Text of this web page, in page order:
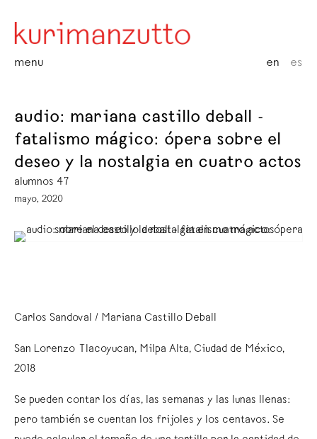
menu en es
audio: mariana castillo deball -
fatalismo mágico: ópera sobre el
deseo y la nostalgia en cuatro actos
alumnos 47
mayo, 2020
Carlos Sandoval / Mariana Castillo Deball
San Lorenzo Tlacoyucan, Milpa Alta, Ciudad de México,
2018
Se pueden contar los días, las semanas y las lunas llenas:
pero también se cuentan los frijoles y los centavos. Se